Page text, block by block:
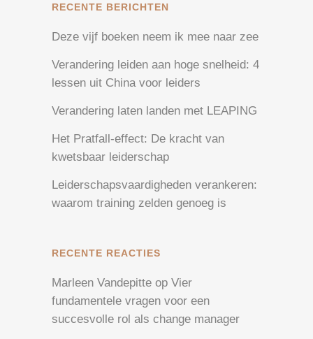
RECENTE BERICHTEN
Deze vijf boeken neem ik mee naar zee
Verandering leiden aan hoge snelheid: 4
lessen uit China voor leiders
Verandering laten landen met LEAPING
Het Pratfall-effect: De kracht van
kwetsbaar leiderschap
Leiderschapsvaardigheden verankeren:
waarom training zelden genoeg is
RECENTE REACTIES
Marleen Vandepitte op Vier
fundamentele vragen voor een
succesvolle rol als change manager